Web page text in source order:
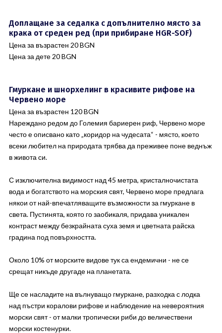
Доплащане за седалка с допълнително място за
крака от среден ред (при прибиране HGR-SOF)
Цена за възрастен 20 BGN
Цена за дете 20 BGN
Гмуркане и шнорхелинг в красивите рифове на
Червено море
Цена за възрастен 120 BGN
Нареждано редом до Големия бариерен риф, Червено море
често е описвано като „коридор на чудесата“ - място, което
всеки любител на природата трябва да преживее поне веднъж
в живота си.
С изключителна видимост над 45 метра, кристалночистата
вода и богатството на морския свят, Червено море предлага
някои от най-впечатляващите възможности за гмуркане в
света. Пустинята, която го заобикаля, придава уникален
контраст между безкрайната суха земя и цветната райска
градина под повърхността.
Около 10% от морските видове тук са ендемични - не се
срещат никъде другаде на планетата.
Ще се насладите на вълнуващо гмуркане, разходка с лодка
над пъстри коралови рифове и наблюдение на невероятния
морски свят - от малки тропически риби до величествени
морски костенурки.